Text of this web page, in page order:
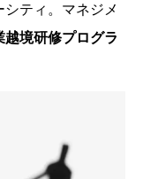
ティ。マネジメ
境研修プログラ